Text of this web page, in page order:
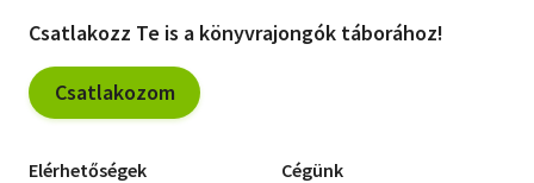
Csatlakozz Te is a könyvrajongók táborához!
Csatlakozom
Elérhetőségek Cégünk